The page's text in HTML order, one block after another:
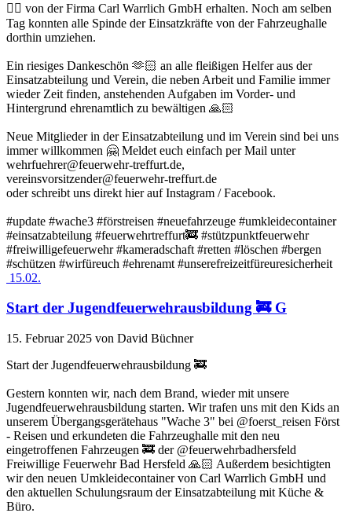
👍🏻 von der Firma Carl Warrlich GmbH erhalten. Noch am selben
Tag konnten alle Spinde der Einsatzkräfte von der Fahrzeughalle
dorthin umziehen.
Ein riesiges Dankeschön 🫶🏻 an alle fleißigen Helfer aus der
Einsatzabteilung und Verein, die neben Arbeit und Familie immer
wieder Zeit finden, anstehenden Aufgaben im Vorder- und
Hintergrund ehrenamtlich zu bewältigen 🙏🏻
Neue Mitglieder in der Einsatzabteilung und im Verein sind bei uns
immer willkommen 🤗 Meldet euch einfach per Mail unter
wehrfuehrer@feuerwehr-treffurt.de,
vereinsvorsitzender@feuerwehr-treffurt.de
oder schreibt uns direkt hier auf Instagram / Facebook.
#update #wache3 #förstreisen #neuefahrzeuge #umkleidecontainer
#einsatzabteilung #feuerwehrtreffurt🚒 #stützpunktfeuerwehr
#freiwilligefeuerwehr #kameradschaft #retten #löschen #bergen
#schützen #wirfüreuch #ehrenamt #unserefreizeitfüreuresicherheit
15.02.
Start der Jugendfeuerwehrausbildung 🚒 G
15. Februar 2025 von David Büchner
Start der Jugendfeuerwehrausbildung 🚒
Gestern konnten wir, nach dem Brand, wieder mit unsere
Jugendfeuerwehrausbildung starten. Wir trafen uns mit den Kids an
unserem Übergangsgerätehaus "Wache 3" bei @foerst_reisen Först
- Reisen und erkundeten die Fahrzeughalle mit den neu
eingetroffenen Fahrzeugen 🚒 der @feuerwehrbadhersfeld
Freiwillige Feuerwehr Bad Hersfeld 🙏🏻 Außerdem besichtigten
wir den neuen Umkleidecontainer von Carl Warrlich GmbH und
den aktuellen Schulungsraum der Einsatzabteilung mit Küche &
Büro.